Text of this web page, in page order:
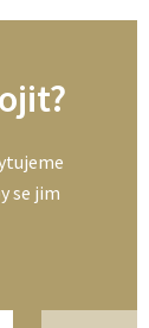
se jim